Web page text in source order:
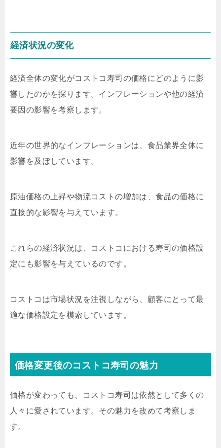
経済状況の変化
経済全体の変化がコストコ寿司の価格にどのように影
響したのかを探ります。インフレーションや他の経済
要因の影響を考察します。
近年の世界的なインフレーションは、食品業界全体に
影響を及ぼしています。
原油価格の上昇や物流コストの増加は、食品の価格に
直接的な影響を与えています。
これらの経済状況は、コストコにおける寿司の価格設
定にも影響を与えているのです。
コストコは市場状況を注視しながら、顧客にとって最
適な価格設定を模索しています。
価格変更後のコストコ寿司の魅力
価格が変わっても、コストコ寿司は依然として多くの
人々に愛されています。その魅力を改めて考察しま
す。